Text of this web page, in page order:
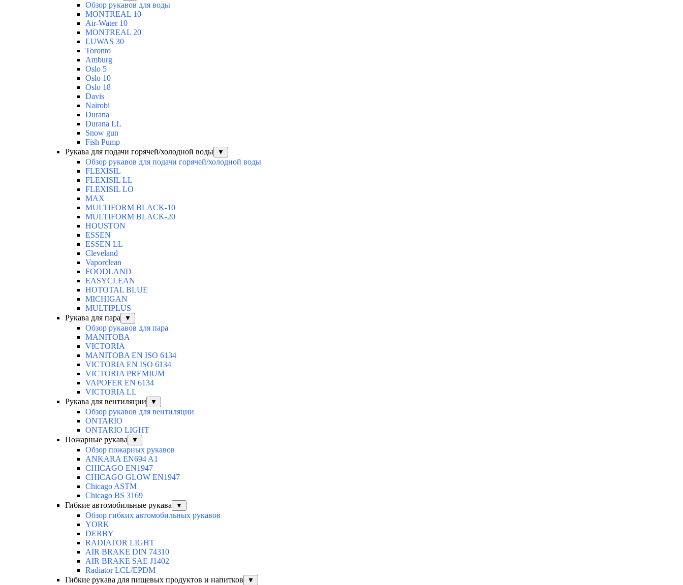
Обзор рукавов для воды
MONTREAL 10
Air-Water 10
MONTREAL 20
LUWAS 30
Toronto
Amburg
Oslo 5
Oslo 10
Oslo 18
Davis
Nairobi
Durana
Durana LL
Snow gun
Fish Pump
Рукава для подачи горячей/холодной воды
▼
Обзор рукавов для подачи горячей/холодной воды
FLEXISIL
FLEXISIL LL
FLEXISIL LO
MAX
MULTIFORM BLACK-10
MULTIFORM BLACK-20
HOUSTON
ESSEN
ESSEN LL
Cleveland
Vaporclean
FOODLAND
EASYCLEAN
HOTOTAL BLUE
MICHIGAN
MULTIPLUS
Рукава для пара
▼
Обзор рукавов для пара
MANITOBA
VICTORIA
MANITOBA EN ISO 6134
VICTORIA EN ISO 6134
VICTORIA PREMIUM
VAPOFER EN 6134
VICTORIA LL
Рукава для вентиляции
▼
Обзор рукавов для вентиляции
ONTARIO
ONTARIO LIGHT
Пожарные рукава
▼
Обзор пожарных рукавов
ANKARA EN694 A1
CHICAGO EN1947
CHICAGO GLOW EN1947
Chicago ASTM
Chicago BS 3169
Гибкие автомобильные рукава
▼
Обзор гибких автомобильных рукавов
YORK
DERBY
RADIATOR LIGHT
AIR BRAKE DIN 74310
AIR BRAKE SAE J1402
Radiator LCL/EPDM
Гибкие рукава для пищевых продуктов и напитков
▼